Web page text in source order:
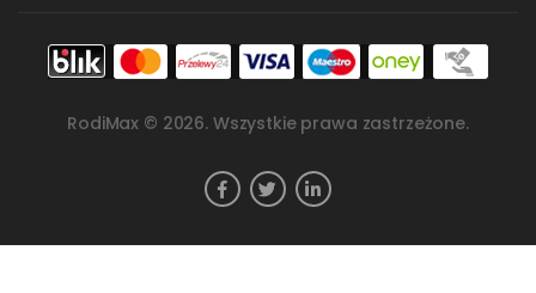
RodiMax © 2026. Wszystkie prawa zastrzeżone.